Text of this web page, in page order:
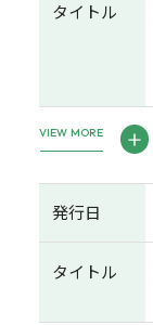
タイトル
VIEW MORE
発行日
タイトル